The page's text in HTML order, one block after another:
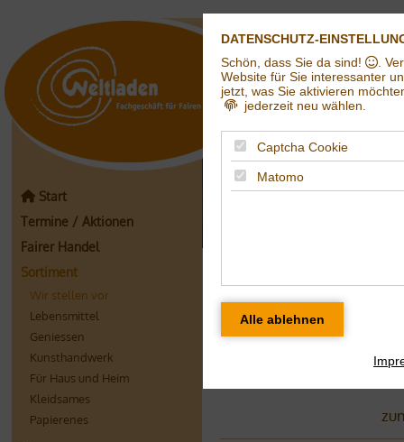
Start
Termine / Aktionen
Fairer Handel
Sortiment
Wir stellen vor
Lebensmittel
Geniessen
Kunsthandwerk
Für Haus und Heim
Kleidsames
Papierenes
Weltladen in
DATENSCHUTZ-
Schön, dass Sie da sind!
.
Website für Sie interessanter
jetzt, was Sie aktivieren
jederzeit neu wählen.
Captcha Cookie
Matomo